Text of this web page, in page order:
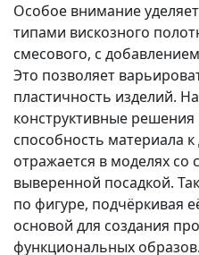
Особое внимание
типами вискозного
смесового, с
Это позволяет
пластичность изделий.
конструктивные
способность материала
отражается в моделях
выверенной посадкой.
по фигуре, подчёркивая
основой для создания
функциональных образов.